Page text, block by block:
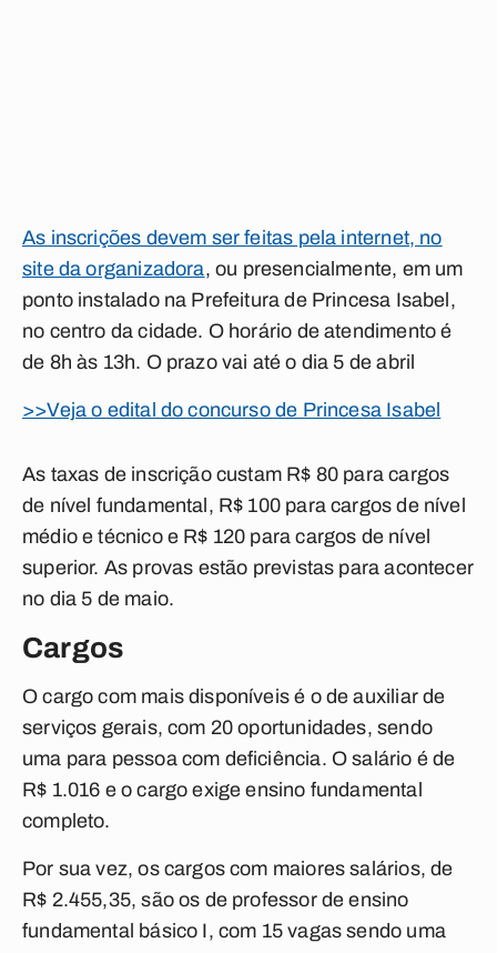
As inscrições devem ser feitas pela internet, no
site da organizadora, ou presencialmente, em um
ponto instalado na Prefeitura de Princesa Isabel,
no centro da cidade. O horário de atendimento é
de 8h às 13h. O prazo vai até o dia 5 de abril
>>Veja o edital do concurso de Princesa Isabel
As taxas de inscrição custam R$ 80 para cargos
de nível fundamental, R$ 100 para cargos de nível
médio e técnico e R$ 120 para cargos de nível
superior. As provas estão previstas para acontecer
no dia 5 de maio.
Cargos
O cargo com mais disponíveis é o de auxiliar de
serviços gerais, com 20 oportunidades, sendo
uma para pessoa com deficiência. O salário é de
R$ 1.016 e o cargo exige ensino fundamental
completo.
Por sua vez, os cargos com maiores salários, de
R$ 2.455,35, são os de professor de ensino
fundamental básico I, com 15 vagas sendo uma